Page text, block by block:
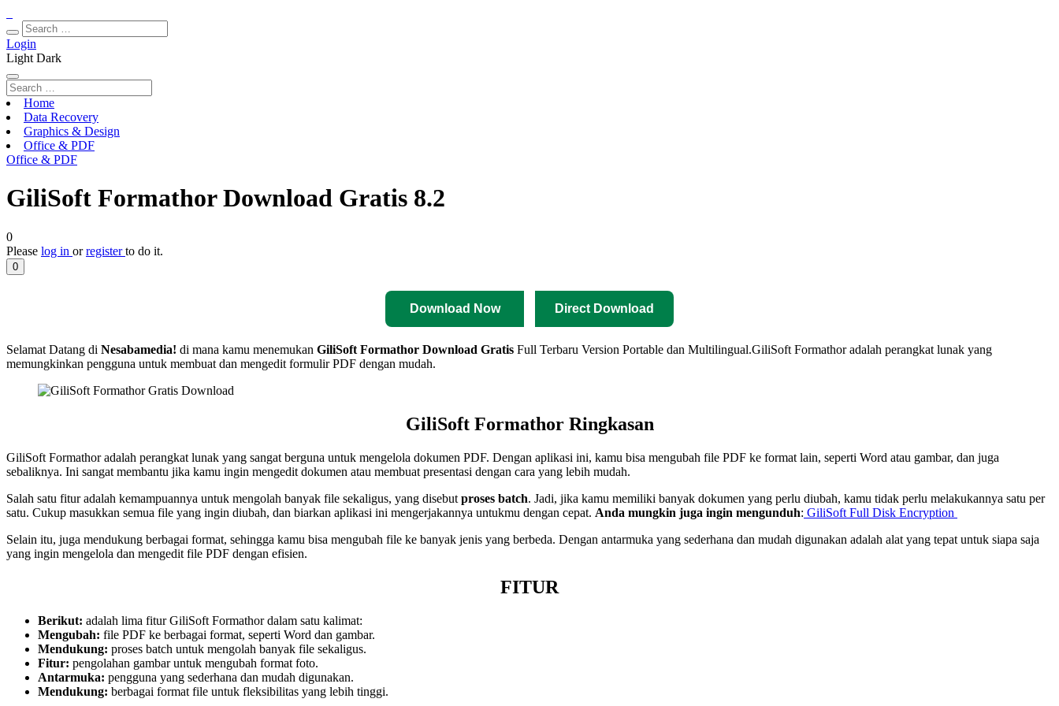
Login
Light Dark
Home
Data Recovery
Graphics & Design
Office & PDF
Office & PDF
GiliSoft Formathor Download Gratis 8.2
0
Please log in orregisterto do it.
0
Download Now Direct Download
Selamat Datang di Nesabamedia! di mana kamu menemukan GiliSoft Formathor Download Gratis Full Terbaru Version Portable dan Multilingual.GiliSoft Formathor adalah perangkat lunak yang
memungkinkan pengguna untuk membuat dan mengedit formulir PDF dengan mudah.
GiliSoft Formathor Ringkasan
GiliSoft Formathor adalah perangkat lunak yang sangat berguna untuk mengelola dokumen PDF. Dengan aplikasi ini, kamu bisa mengubah file PDF ke format lain, seperti Word atau gambar, dan juga
sebaliknya. Ini sangat membantu jika kamu ingin mengedit dokumen atau membuat presentasi dengan cara yang lebih mudah.
Salah satu fitur adalah kemampuannya untuk mengolah banyak file sekaligus, yang disebut proses batch. Jadi, jika kamu memiliki banyak dokumen yang perlu diubah, kamu tidak perlu melakukannya satu per
satu. Cukup masukkan semua file yang ingin diubah, dan biarkan aplikasi ini mengerjakannya untukmu dengan cepat. Anda mungkin juga ingin mengunduh: GiliSoft Full Disk Encryption
Selain itu, juga mendukung berbagai format, sehingga kamu bisa mengubah file ke banyak jenis yang berbeda. Dengan antarmuka yang sederhana dan mudah digunakan adalah alat yang tepat untuk siapa saja
yang ingin mengelola dan mengedit file PDF dengan efisien.
FITUR
Berikut: adalah lima fitur GiliSoft Formathor dalam satu kalimat:
Mengubah: file PDF ke berbagai format, seperti Word dan gambar.
Mendukung: proses batch untuk mengolah banyak file sekaligus.
Fitur: pengolahan gambar untuk mengubah format foto.
Antarmuka: pengguna yang sederhana dan mudah digunakan.
Mendukung: berbagai format file untuk fleksibilitas yang lebih tinggi.